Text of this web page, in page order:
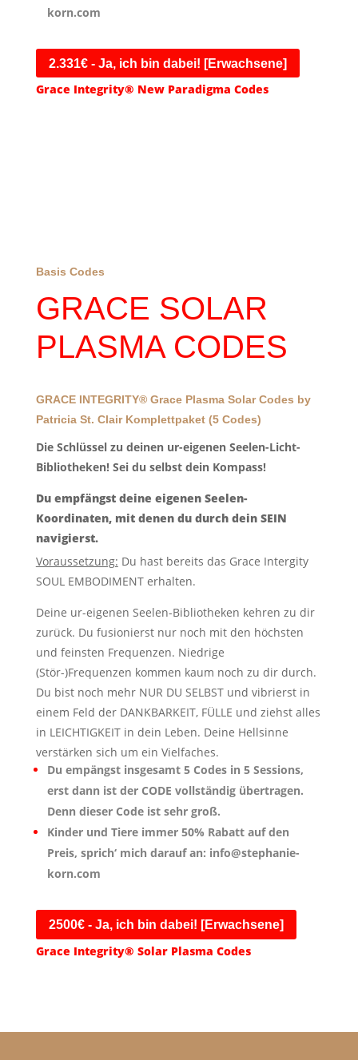
korn.com
2.331€ - Ja, ich bin dabei! [Erwachsene]
Grace Integrity® New Paradigma Codes
Basis Codes
GRACE SOLAR
PLASMA CODES
GRACE INTEGRITY® Grace Plasma Solar Codes by
Patricia St. Clair Komplettpaket (5 Codes)
Die Schlüssel zu deinen ur-eigenen Seelen-Licht-
Bibliotheken! Sei du selbst dein Kompass!
Du empfängst deine eigenen Seelen-
Koordinaten, mit denen du durch dein SEIN
navigierst.
Voraussetzung: Du hast bereits das Grace Intergity
SOUL EMBODIMENT erhalten.
Deine ur-eigenen Seelen-Bibliotheken kehren zu dir
zurück. Du fusionierst nur noch mit den höchsten
und feinsten Frequenzen. Niedrige
(Stör-)Frequenzen kommen kaum noch zu dir durch.
Du bist noch mehr NUR DU SELBST und vibrierst in
einem Feld der DANKBARKEIT, FÜLLE und ziehst alles
in LEICHTIGKEIT in dein Leben. Deine Hellsinne
verstärken sich um ein Vielfaches.
Du empängst insgesamt 5 Codes in 5 Sessions,
erst dann ist der CODE vollständig übertragen.
Denn dieser Code ist sehr groß.
Kinder und Tiere immer 50% Rabatt auf den
Preis, sprich‘ mich darauf an: info@stephanie-
korn.com
2500€ - Ja, ich bin dabei! [Erwachsene]
Grace Integrity® Solar Plasma Codes